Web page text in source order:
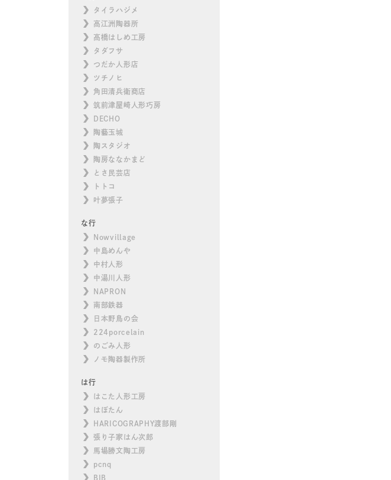
タイラハジメ
高江洲陶器所
高橋はしめ工房
タダフサ
つだか人形店
ツチノヒ
角田清兵衛商店
筑前津屋崎人形巧房
DECHO
陶藝玉城
陶スタジオ
陶房ななかまど
とさ民芸店
トトコ
叶夢張子
な行
Nowvillage
中島めんや
中村人形
中湯川人形
NAPRON
南部鉄器
日本野鳥の会
224porcelain
のごみ人形
ノモ陶器製作所
は行
はこた人形工房
はぼたん
HARICOGRAPHY渡部剛
張り子家はん次郎
馬場勝文陶工房
pcnq
BIB